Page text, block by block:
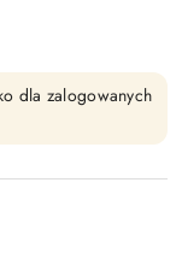
dla zalogowanych